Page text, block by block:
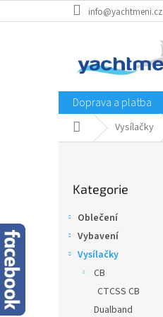
na
info@yachtmeni.cz
Doprava a platba
Domů Vysílačky
kategorie
Kategorie
Oblečení
Vybavení
Vysílačky
CB
CTCSS CB
Dualband